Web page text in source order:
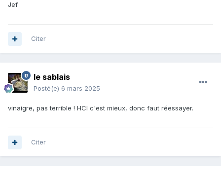
Jef
Citer
le sablais
Posté(e) 6 mars 2025
vinaigre, pas terrible ! HCl c'est mieux, donc faut réessayer.
Citer